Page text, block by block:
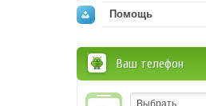
Помощь
Ваш телефон
Выбрать